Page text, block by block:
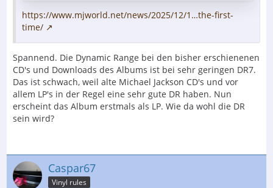
https://www.mjworld.net/news/2025/12/1…the-first-
time/
Spannend. Die Dynamic Range bei den bisher erschienenen
CD's und Downloads des Albums ist bei sehr geringen DR7.
Das ist schwach, weil alte Michael Jackson CD's und vor
allem LP's in der Regel eine sehr gute DR haben. Nun
erscheint das Album erstmals als LP. Wie da wohl die DR
sein wird?
Caspar67
Vinyl rules